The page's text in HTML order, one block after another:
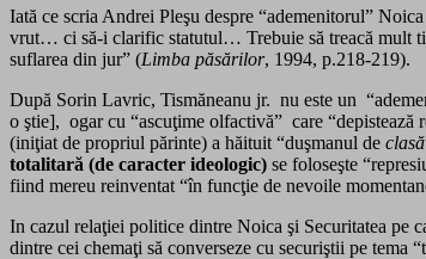
Iată ce scria Andrei Pleşu despre “ademenitorul”
vrut… ci să-i clarific statutul… Trebuie să treacă mult
suflarea din jur” (Limba păsărilor, 1994, p.218-219).
După Sorin Lavric, Tismăneanu jr. nu este un
o ştie], ogar cu “ascuţime olfactivă” care
(iniţiat de propriul părinte) a hăituit “duşmanul de clasă
totalitară (de caracter ideologic) se foloseşte
fiind mereu reinventat “în funcţie de nevoile
In cazul relaţiei politice dintre Noica şi Securitatea pe
dintre cei chemaţi să converseze cu securiştii pe tema